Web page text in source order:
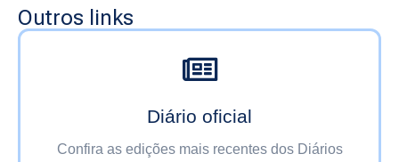
Outros links
Diário oficial
Confira as edições mais recentes dos Diários